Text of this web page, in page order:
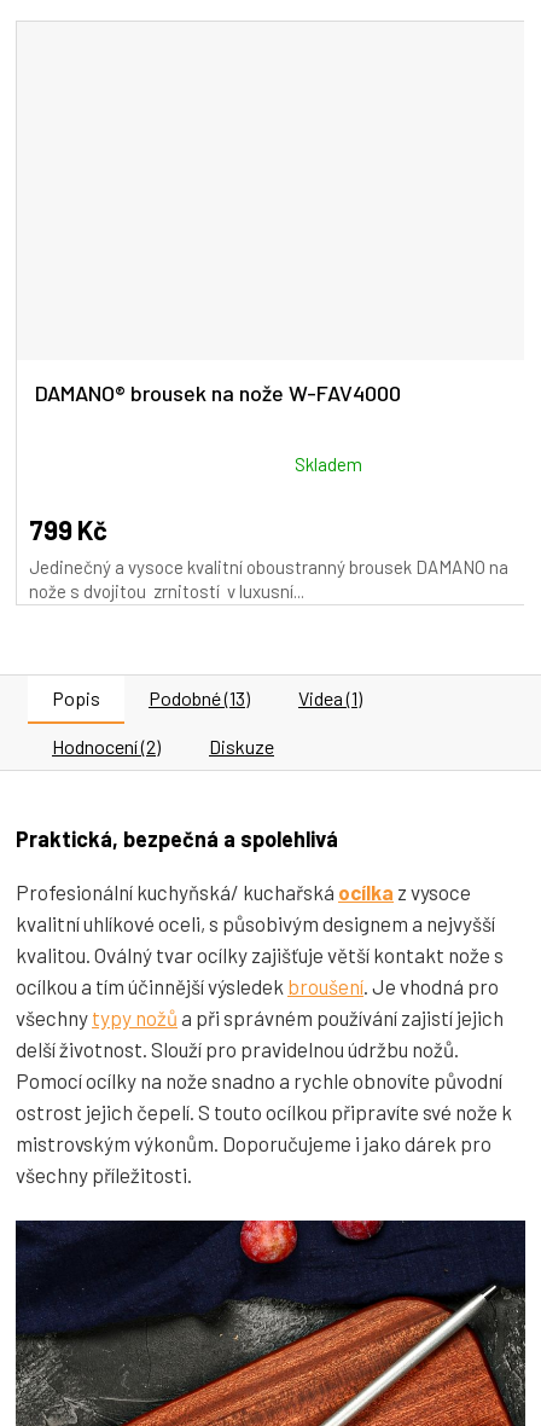
DAMANO® brousek na nože W-FAV4000
produktu
je
5,0
z
Skladem
799 Kč
Jedinečný a vysoce kvalitní oboustranný brousek DAMANO na
nože s dvojitou zrnitostí v luxusní...
Popis Podobné (13) Videa (1)
Hodnocení (2) Diskuze
Praktická, bezpečná a spolehlivá
Profesionální kuchyňská/ kuchařská ocílka z vysoce
kvalitní uhlíkové oceli, s působivým designem a nejvyšší
kvalitou. Oválný tvar ocílky zajišťuje větší kontakt nože s
ocílkou a tím účinnější výsledek broušení . Je vhodná pro
všechny typy nožů a při správném používání zajistí jejich
delší životnost. Slouží pro pravidelnou údržbu nožů.
Pomocí ocílky na nože snadno a rychle obnovíte původní
ostrost jejich čepelí. S touto ocílkou připravíte své nože k
mistrovským výkonům. Doporučujeme i jako dárek pro
všechny příležitosti.